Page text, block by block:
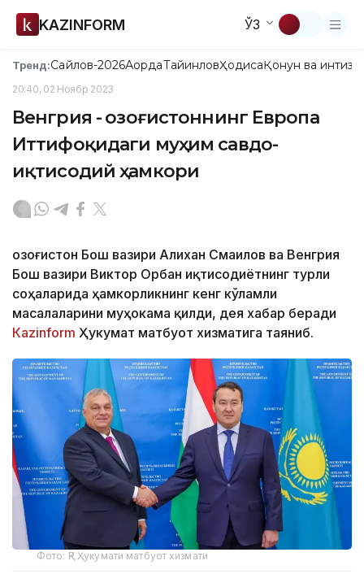
KAZINFORM ЎЗ
Тренд:Сайлов-2026АқордаТайинловҲодисаҚонун ва
20:40, 02 Ноябр 2023
Венгрия - Қозоғистоннинг Европа
Иттифоқидаги муҳим савдо-
иқтисодий ҳамкори
Қозоғистон Бош вазири Алихан Смаилов ва Венгрия
Бош вазири Виктор Орбан иқтисодиётнинг турли
соҳаларида ҳамкорликнинг кенг кўламли
масалаларини муҳокама қилди, дея хабар беради
Кazinform Ҳукумат матбуот хизматига таяниб.
Фото: ҚР Ҳукумати матбуот хизмати